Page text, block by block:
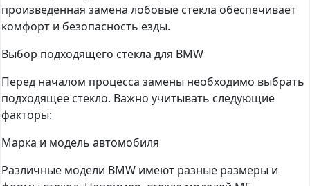
произведённая замена лобовые стекла обеспечивает
комфорт и безопасность езды.
Выбор подходящего стекла для BMW
Перед началом процесса замены необходимо выбрать
подходящее стекло. Важно учитывать следующие
факторы:
Марка и модель автомобиля
Различные модели BMW имеют разные размеры и